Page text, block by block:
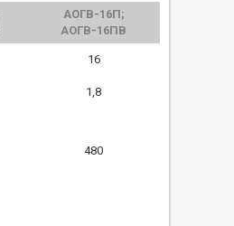
АОГВ-16П;
АОГВ-16ПВ
16
1,8
480